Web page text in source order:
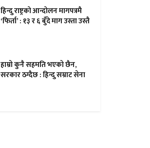
हिन्दु राष्ट्रको आन्दोलन मागपत्रमै
‘फिर्ता’ : १३ र ६ बुँदे माग उस्ता उस्तै
हाम्राे कुनै सहमति भएकाे छैन,
सरकार ठग्दैछ : हिन्दु सम्राट सेना